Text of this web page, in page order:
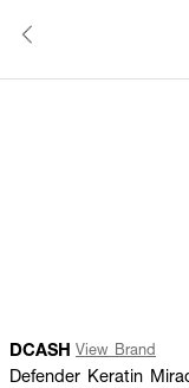
DCASH View Brand
Defender Keratin